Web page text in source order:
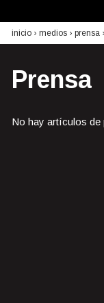
inicio › medios › prensa
Prensa
No hay artículos de